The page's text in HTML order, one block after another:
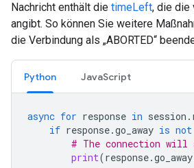
Nachricht enthält die timeLeft, die die
angibt. So können Sie weitere
die Verbindung als „ABORTED“
Python JavaScript
async for response in session .
if response.go_away is not
# The connection will
print(response.go_away